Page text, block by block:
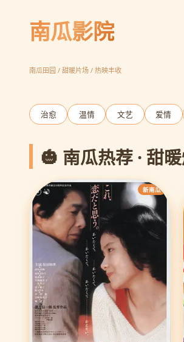
南瓜影院
南瓜田园 / 甜暖片场 / 热映丰收
请回答1988
治愈 温情 文艺 爱情
🎃 南瓜热荐 · 甜
新南瓜